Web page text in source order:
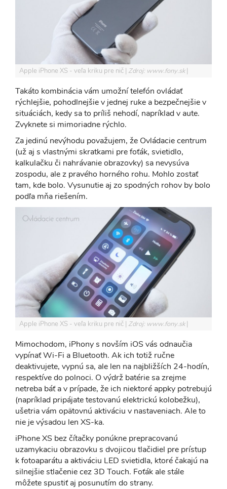
Apple iPhone XS - veľa kriku pre nič Zdroj: www.fony.sk
Takáto kombinácia vám umožní telefón ovládať
rýchlejšie, pohodlnejšie v jednej ruke a bezpečnejšie v
situáciách, kedy sa to príliš nehodí, napríklad v aute.
Zvyknete si mimoriadne rýchlo.
Za jedinú nevýhodu považujem, že Ovládacie centrum
(už aj s vlastnými skratkami pre foťák, svietidlo,
kalkulačku či nahrávanie obrazovky) sa nevysúva
zospodu, ale z pravého horného rohu. Mohlo zostať
tam, kde bolo. Vysunutie aj zo spodných rohov by bolo
podľa mňa riešením.
Apple iPhone XS - veľa kriku pre nič Zdroj: www.fony.sk
Mimochodom, iPhony s novším iOS vás odnaučia
vypínať Wi-Fi a Bluetooth. Ak ich totiž ručne
deaktivujete, vypnú sa, ale len na najbližších 24-hodín,
respektíve do polnoci. O výdrž batérie sa zrejme
netreba báť a v prípade, že ich niektoré appky potrebujú
(napríklad pripájate testovanú elektrickú kolobežku),
ušetria vám opätovnú aktiváciu v nastaveniach. Ale to
nie je výsadou len XS-ka.
iPhone XS bez čítačky ponúkne prepracovanú
uzamykaciu obrazovku s dvojicou tlačidiel pre prístup
k fotoaparátu a aktiváciu LED svietidla, ktoré čakajú na
silnejšie stlačenie cez 3D Touch. Foťák ale stále
môžete spustiť aj posunutím do strany.